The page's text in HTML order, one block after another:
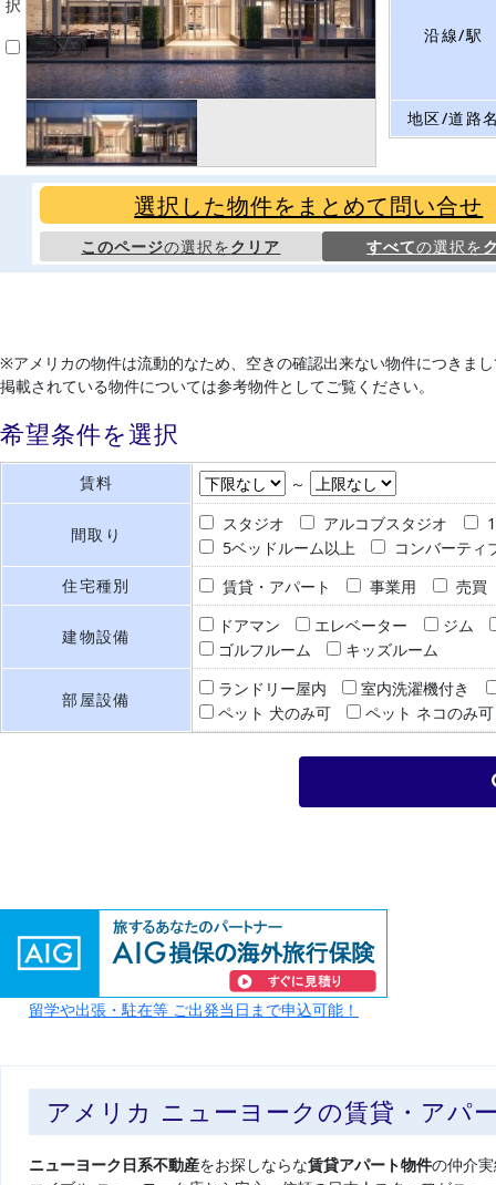
択
沿線/駅
地区/道路
選択した物件をまとめて問い合せ
このページの選択をクリア すべての選択を
※アメリカの物件は流動的なため、空きの確認出来ない物件につきま
掲載されている物件については参考物件としてご覧ください。
希望条件を選択
賃料 ～
間取り
スタジオ アルコブスタジオ
5ベッドルーム以上
コンバーティ
住宅種別
賃貸・アパート 事業用 売買
建物設備
ドアマン エレベーター
ジム
ゴルフルーム
キッズルーム
部屋設備
ランドリー屋内
室内洗濯機付き
ペット 犬のみ可
ペット ネコのみ可
留学や出張・駐在等 ご出発当日まで申込可能！
アメリカ ニューヨークの賃貸・アパ
ニューヨーク日系不動産をお探しならな賃貸アパート物件の仲介